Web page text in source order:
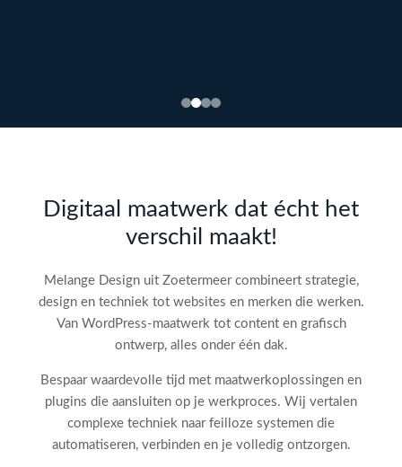
de SEO-
audit
Digitaal maatwerk dat écht het
verschil maakt!
Melange Design uit Zoetermeer combineert strategie,
design en techniek tot websites en merken die werken.
Van WordPress-maatwerk tot content en grafisch
ontwerp, alles onder één dak.
Bespaar waardevolle tijd met maatwerkoplossingen en
plugins die aansluiten op je werkproces. Wij vertalen
complexe techniek naar feilloze systemen die
automatiseren, verbinden en je volledig ontzorgen.